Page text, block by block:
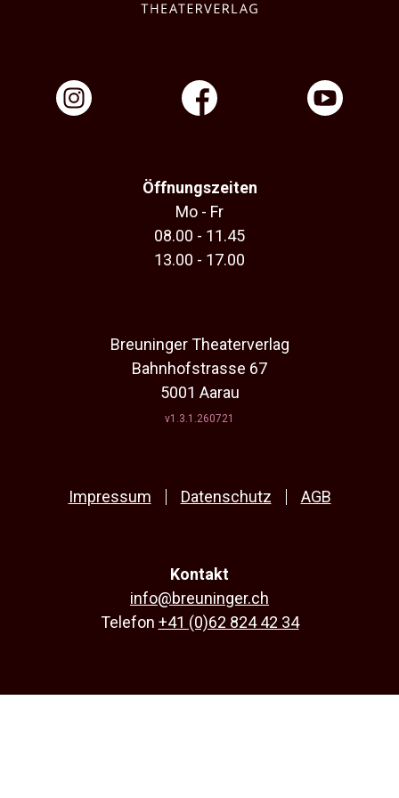
Öffnungszeiten
Mo - Fr
08.00 - 11.45
13.00 - 17.00
Breuninger Theaterverlag
Bahnhofstrasse 67
5001 Aarau
v1.3.1.260721
Impressum Datenschutz AGB
Kontakt
info@breuninger.ch
Telefon +41 (0)62 824 42 34